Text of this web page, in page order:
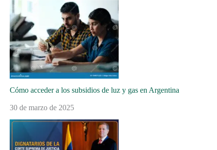
Cómo acceder a los subsidios de luz y gas en Argentina
30 de marzo de 2025